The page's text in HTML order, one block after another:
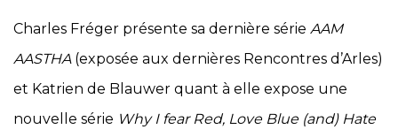
Charles Fréger présente sa dernière série AAM
AASTHA(exposée aux dernières Rencontres d’Arles)
et Katrien de Blauwer quant à elle expose une
nouvelle série Why I fear Red, Love Blue (and) Hate